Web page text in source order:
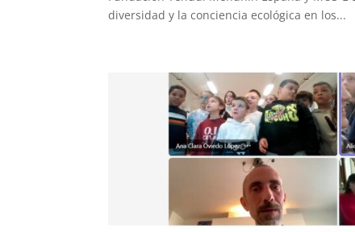
diversidad y la conciencia ecológica en los...